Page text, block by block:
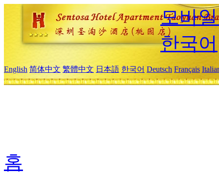
모바
한국어
English 简体中文 繁體中文 日本語 한국어 Deutsch Français
홈